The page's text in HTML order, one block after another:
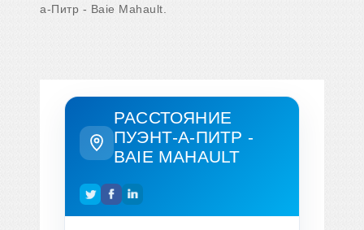
а-Питр - Baie Mahault.
РАССТОЯНИЕ
ПУЭНТ-А-ПИТР -
BAIE MAHAULT